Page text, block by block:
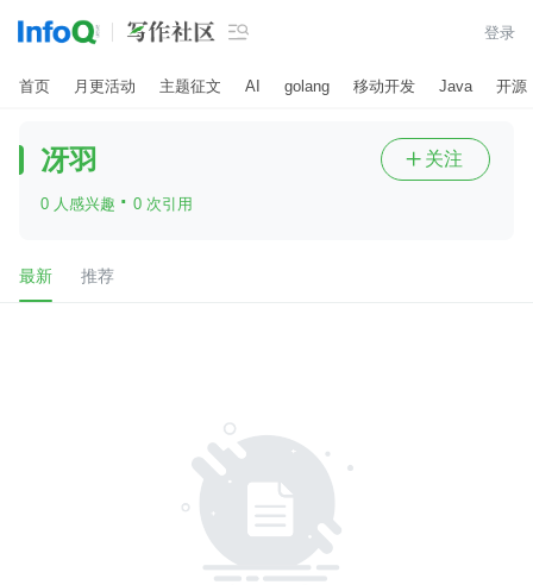
 登录
首页 月更活动 主题征文 AI golang 移动开发 Java 开源
冴羽
0 人感兴趣 · 0 次引用
 关注
最新 推荐